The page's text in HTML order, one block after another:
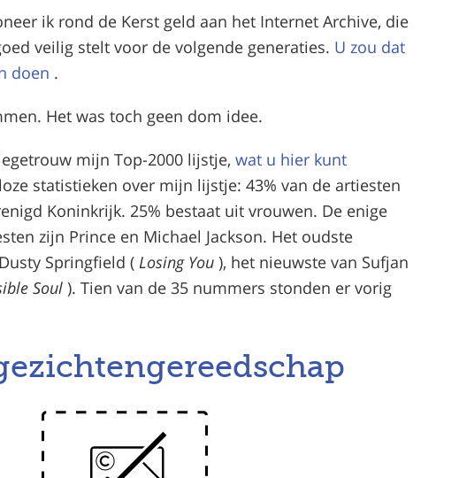
ik rond de Kerst geld aan het Internet Archive, die
veilig stelt voor de volgende generaties. U zou dat
doen .
Het was toch geen dom idee.
mijn Top-2000 lijstje, wat u hier kunt
statistieken over mijn lijstje: 43% van de artiesten
Koninkrijk. 25% bestaat uit vrouwen. De enige
zijn Prince en Michael Jackson. Het oudste
Springfield ( Losing You ), het nieuwste van Sufjan
Soul ). Tien van de 35 nummers stonden er vorig